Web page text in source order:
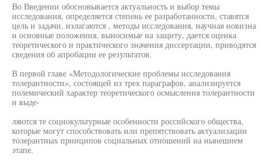
Во Введении обосновывается актуальность и выбор темы
исследования, определяется степень ее разработанности, ставятся
цель и задачи, излагаются , методы исследования, научная новизна
и основные положения, выносимые на защиту, дается оценка
теоретического и практического значения диссертации, приводятся
сведения об апробации ее результатов.
В первой главе «Методологические проблемы исследования
толерантности», состоящей из трех параграфов, анализируется
полемический характер теоретического осмысления толерантности
и выде-
ляются те социокультурные особенности российского общества,
которые могут способствовать или препятствовать актуализации
толерантных принципов социальных отношений на нынешнем
этапе.